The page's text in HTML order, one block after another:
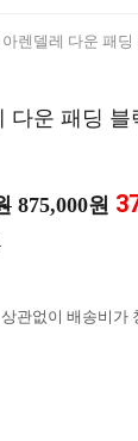
렌델레 다운 패딩
운 패딩 블
875,000원
관없이 배송비가